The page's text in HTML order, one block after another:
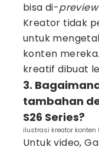
bisa di-preview
Kreator tidak
untuk
konten
kreatif dibuat
3.
tambahan
S26 Series?
ilustrasi kreator konten
Untuk video,